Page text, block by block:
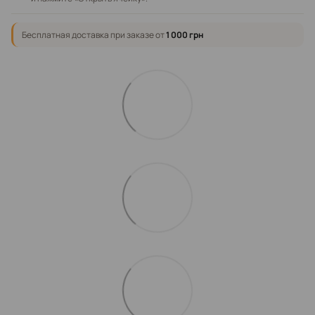
Бесплатная доставка при заказе от1 000 грн